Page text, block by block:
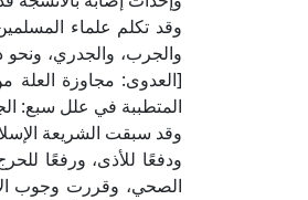
وقد تكلم علماء
[العدوى: مجاوزة العلة
المتطببة في علل سبع:
وقد سبقت الشريعة
ودفعًا للأذى، ورفعًا
الصحي، وقررت وجوب